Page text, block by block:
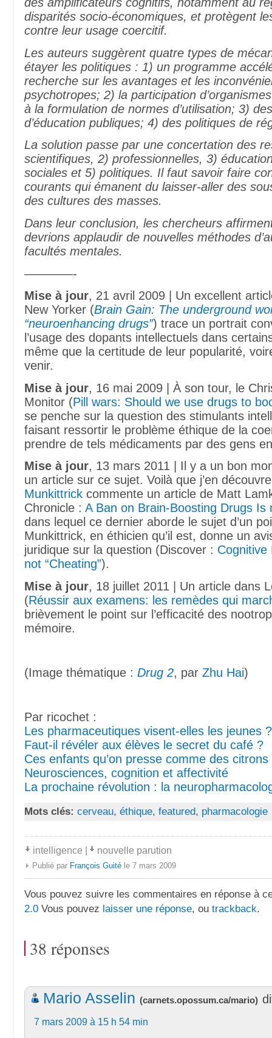
disparités socio-économiques, et protègent
contre leur usage coercitif.
Les auteurs suggèrent quatre types de
étayer les politiques : 1) un programme
recherche sur les avantages et les
psychotropes; 2) la participation
à la formulation de normes d’utilisation; 3)
d’éducation publiques; 4) des politiques de
La solution passe par une concertation des
scientifiques, 2) professionnelles, 3)
sociales et 5) politiques. Il faut savoir faire
courants qui émanent du laisser-aller des
des cultures des masses.
Dans leur conclusion, les chercheurs
devrions applaudir de nouvelles méthodes
facultés mentales.
————-
Mise à jour, 21 avril 2009 | Un excellent
New Yorker (Brain Gain: The underground
“neuroenhancing drugs”) trace un portrait
l’usage des dopants intellectuels dans
même que la certitude de leur popularité,
venir.
Mise à jour, 16 mai 2009 | À son tour, le
Monitor (Pill wars: Should we use drugs to
se penche sur la question des stimulants
faisant ressortir le problème éthique de la
prendre de tels médicaments par des gens
Mise à jour, 13 mars 2011 | Il y a un bon
un article sur ce sujet. Voilà que j’en
Munkittrick commente un article de Matt
Chronicle : A Ban on Brain-Boosting Drugs Is
dans lequel ce dernier aborde le sujet d’un
Munkittrick, en éthicien qu’il est, donne un
juridique sur la question (Discover : Cognitive
not “Cheating”).
Mise à jour, 18 juillet 2011 | Un article dans
(Réussir aux examens: les remèdes qui
brièvement le point sur l’efficacité des
mémoire.
(Image thématique : Drug 2, par Zhu Hai)
Par ricochet :
Les pharmaceutiques visent-elles les jeunes ?
Faut-il révéler aux élèves le secret du café ?
Ces enfants qu’on presse comme des citrons
Neurosciences, cognition et affectivité
La prochaine révolution : la
Mots clés: cerveau, éthique, featured, pharmacologie
intelligence | nouvelle parution
Publié par François Guité le 7 mars 2009
Vous pouvez suivre les commentaires en réponse à
2.0 Vous pouvez laisser une réponse, ou trackback.
38 réponses
Mario Asselin (carnets.opossum.ca/mario)
7 mars 2009 à 15 h 54 min